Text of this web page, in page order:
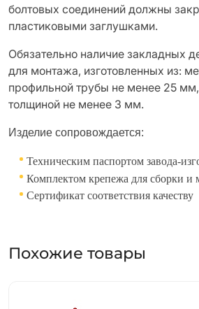
болтовых соединений должны
пластиковыми заглушками.
Обязательно наличие закладных
для монтажа, изготовленных из:
профильной трубы не менее 25 мм,
толщиной не менее 3 мм.
Изделие сопровождается:
Техническим паспортом завода-
Комплектом крепежа для сборки и
Сертификат соответствия качеству
Похожие товары